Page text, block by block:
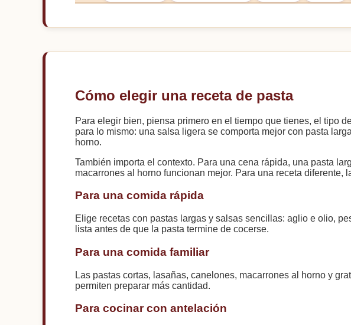
Cómo elegir una receta de pasta
Para elegir bien, piensa primero en el tiempo que tienes, el tipo
para lo mismo: una salsa ligera se comporta mejor con pasta
horno.
También importa el contexto. Para una cena rápida, una pasta
macarrones al horno funcionan mejor. Para una receta
Para una comida rápida
Elige recetas con pastas largas y salsas sencillas: aglio e olio,
lista antes de que la pasta termine de cocerse.
Para una comida familiar
Las pastas cortas, lasañas, canelones, macarrones al horno y
permiten preparar más cantidad.
Para cocinar con antelación